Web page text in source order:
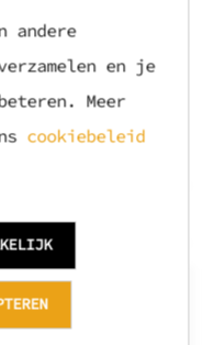
andere
en je
Meer
cookiebeleid
karaktervolle bieren.
hoppig
visgerechten en
Celsius